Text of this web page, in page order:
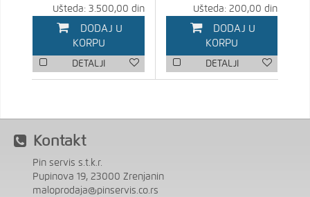
Ušteda: 3.500,00 din
DODAJ U
KORPU
DETALJI
Ušteda: 200,00 din
DODAJ U
KORPU
DETALJI
Kontakt
Pin servis s.t.k.r.
Pupinova 19, 23000 Zrenjanin
maloprodaja@pinservis.co.rs